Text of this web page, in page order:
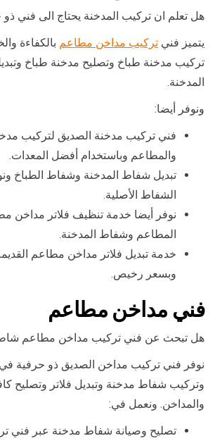
هل تعلم ان تركيب المدخنة يحتاج الى فني ذو
يتميز فني تركيب مداخن مطاعم بالكفاءة
تركيب مدخنة طباخ وتصليح مدخنة طباخ
المدخنة.
ونوفر أيضا:
فني تركيب مدخنة الصديق لتركيب
والمطاعم وباستخدام أفضل المعدات.
تبديل شفاط المدخنة وشفاط الطباخ
الشفاط الأصلية.
نوفر أيضا خدمة تنظيف فلاتر مداخن
المطاعم وشفاط المدخنة.
خدمة تبديل فلاتر مداخن مطاعم
وبسعر رخيص.
فني مداخن مطاعم
هل تبحث عن فني تركيب مداخن مطاعم
نوفر فني تركيب مداخن الصديق ذو حرفية
وتركيب شفاط مدخنة وتبديل فلاتر وتصليح
والمداخن. ونعمل في:
تصليح وصيانة شفاط مدخنة عبر فني